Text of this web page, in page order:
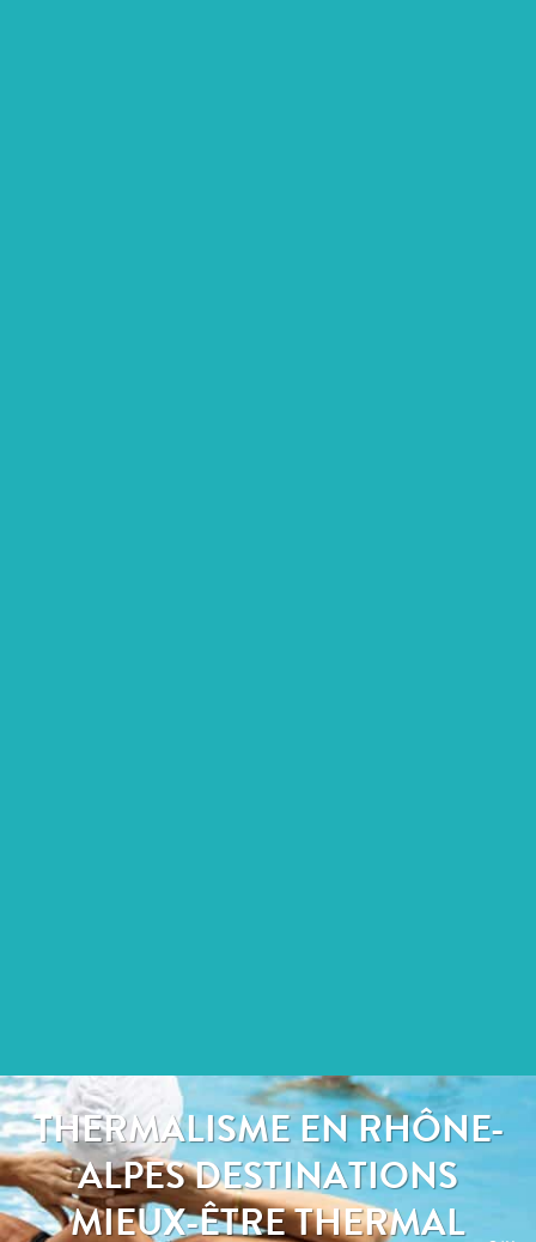
THERMALISME EN RHÔNE-
ALPES DESTINATIONS
MIEUX-ÊTRE THERMAL